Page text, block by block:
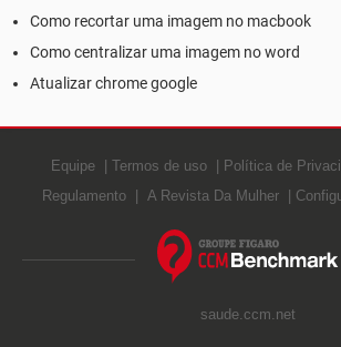
Como recortar uma imagem no macbook
Como centralizar uma imagem no word
Atualizar chrome google
Equipe Termos de uso Política de
Regulamento
A Revista Da Mulher
saude.ccm.net